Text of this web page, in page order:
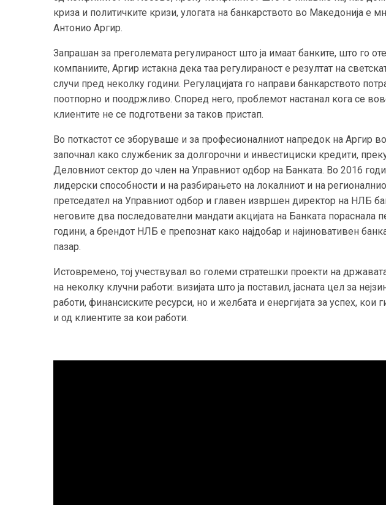
криза и политичките кризи, улогата на банкарството во Македонија е
Антонио Аргир.
Запрашан за преголемата регулираност што ја имаат банките, што го
компаниите, Аргир истакна дека таа регулираност е резултат на
случи пред неколку години. Регулацијата го направи банкарството
поотпорно и поодржливо. Според него, проблемот настанал кога се
клиентите не се подготвени за таков пристап.
Во поткастот се зборуваше и за професионалниот напредок на Аргир
започнал како службеник за долгорочни и инвестициски кредити,
Деловниот сектор до член на Управниот одбор на Банката. Во 2016
лидерски способности и на разбирањето на локалниот и на
претседател на Управниот одбор и главен извршен директор на НЛБ
неговите два последователни мандати акцијата на Банката пораснала
години, а брендот НЛБ е препознат како најдобар и најиновативен
пазар.
Истовремено, тој учествувал во големи стратешки проекти на
на неколку клучни работи: визијата што ја поставил, јасната цел за
работи, финансиските ресурси, но и желбата и енергијата за успех, кои
и од клиентите за кои работи.